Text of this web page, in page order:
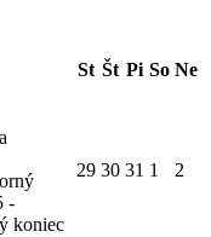
St Št Pi So Ne
-
koniec
29 30 31 1 2